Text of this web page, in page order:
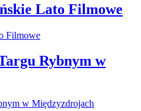
Lato Filmowe
Rybnym w